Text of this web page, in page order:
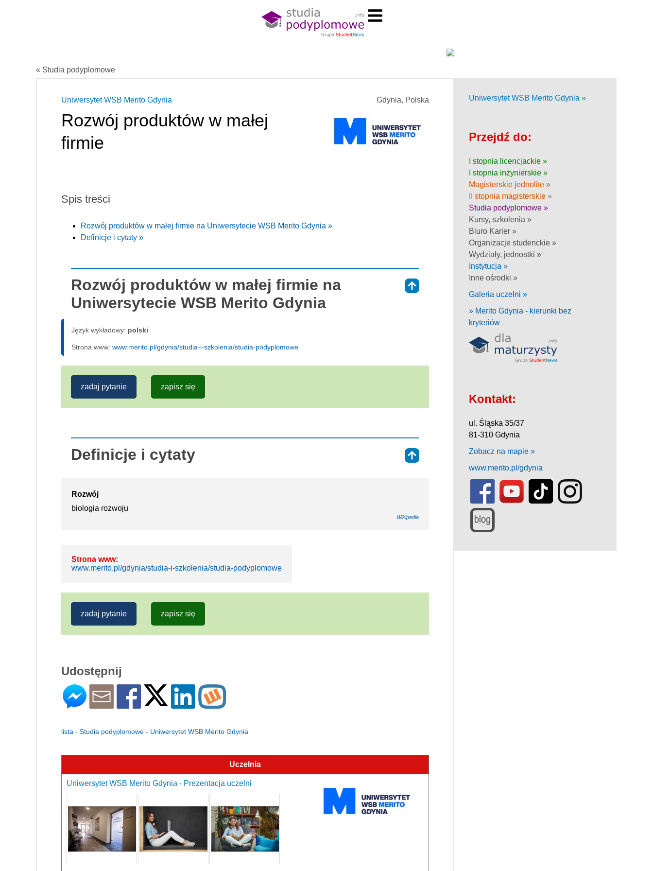
« Studia podyplomowe
Gdynia, Polska
Uniwersytet WSB Merito Gdynia
Rozwój produktów w małej
firmie
Spis treści
Rozwój produktów w małej firmie na Uniwersytecie WSB Merito Gdynia »
Definicje i cytaty »
Rozwój produktów w małej firmie na
Uniwersytecie WSB Merito Gdynia
Język wykładowy: polski
Strona www: www.merito.pl/gdynia/studia-i-szkolenia/studia-podyplomowe
zadaj pytanie zapisz się
Definicje i cytaty
Rozwój
biologia rozwoju
Wikipedia
Strona www:
www.merito.pl/gdynia/studia-i-szkolenia/studia-podyplomowe
zadaj pytanie zapisz się
Udostępnij
lista - Studia podyplomowe - Uniwersytet WSB Merito Gdynia
Uczelnia
Uniwersytet WSB Merito Gdynia - Prezentacja uczelni
Uniwersytet WSB Merito Gdynia »
Przejdź do:
I stopnia licencjackie »
I stopnia inżynierskie »
Magisterskie jednolite »
II stopnia magisterskie »
Studia podyplomowe »
Kursy, szkolenia »
Biuro Karier »
Organizacje studenckie »
Wydziały, jednostki »
Instytucja »
Inne ośrodki »
Galeria uczelni »
» Merito Gdynia - kierunki bez
kryteriów
Kontakt:
ul. Śląska 35/37
81-310 Gdynia
Zobacz na mapie »
www.merito.pl/gdynia